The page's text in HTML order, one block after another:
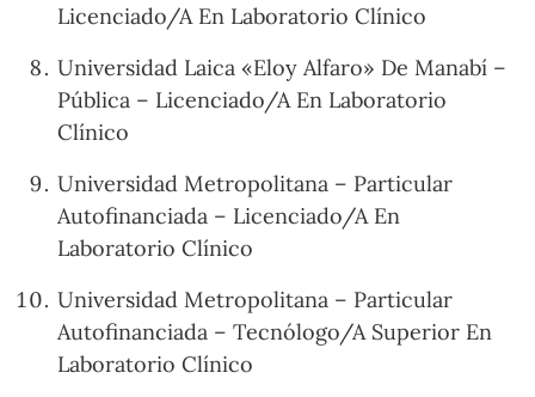
Licenciado/A En Laboratorio Clínico
Universidad Laica «Eloy Alfaro» De Manabí –
Pública – Licenciado/A En Laboratorio
Clínico
Universidad Metropolitana – Particular
Autofinanciada – Licenciado/A En
Laboratorio Clínico
Universidad Metropolitana – Particular
Autofinanciada – Tecnólogo/A Superior En
Laboratorio Clínico